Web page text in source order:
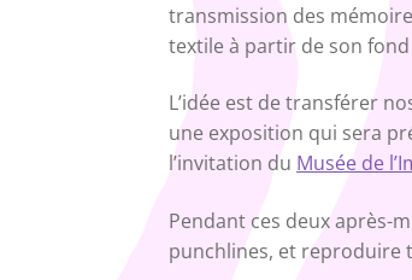
transmission des
textile à partir de son fond
L’idée est de transférer
une exposition qui sera
l’invitation du Musée de
Pendant ces deux après-
punchlines, et reproduire